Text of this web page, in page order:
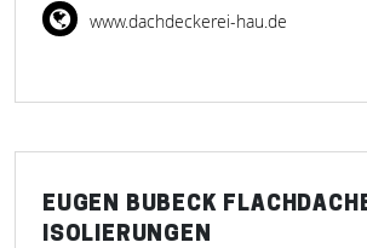
www.dachdeckerei-hau.de
EUGEN BUBECK
ISOLIERUNGEN